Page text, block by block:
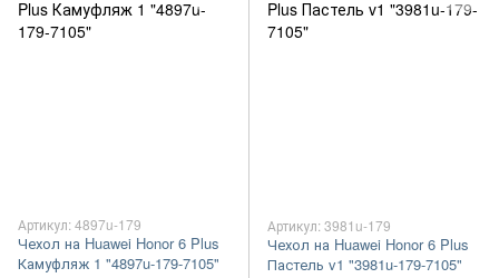
Артикул: 4897u-179
Чехол на Huawei Honor 6 Plus
Камуфляж 1 "4897u-179-7105"
Артикул: 3981u-179
Чехол на Huawei Honor 6 Plus
Пастель v1 "3981u-179-7105"